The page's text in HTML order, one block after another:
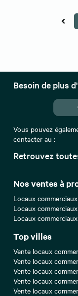
Retrouvez
Nos ventes à
Locaux
Locaux
Locaux
Top villes
Vente locaux
Vente locaux
Vente locaux
Vente locaux
Vente locaux
Besoin de plus
Vous pouvez
contacter au :